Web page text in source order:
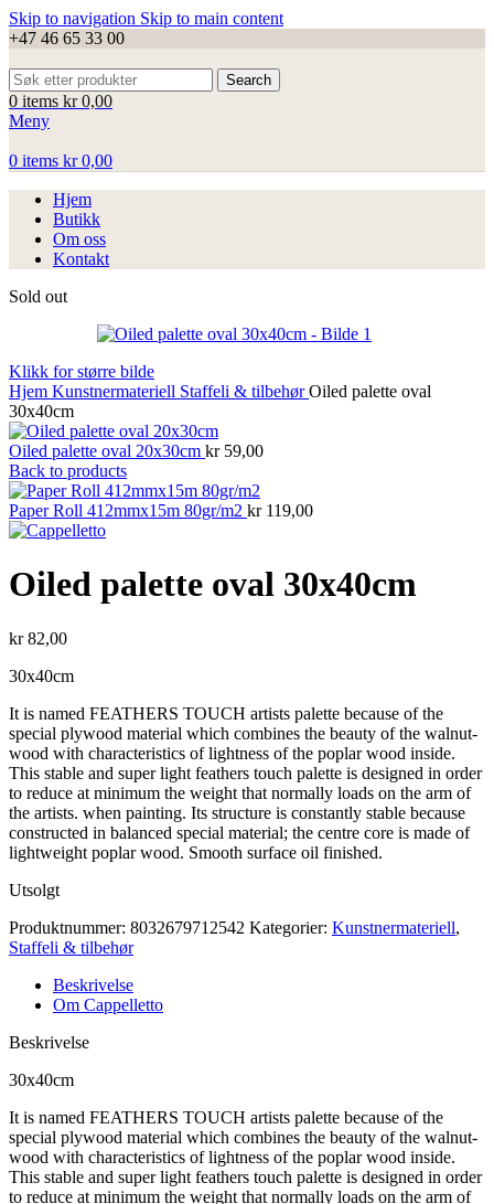
Skip to navigation Skip to main content
+47 46 65 33 00
Search
0 items kr0,00
Meny
0 items kr0,00
Hjem
Butikk
Om oss
Kontakt
Sold out
Klikk for større bilde
Hjem Kunstnermateriell Staffeli & tilbehørOiled palette oval
30x40cm
Oiled palette oval 20x30cm kr59,00
Back to products
Paper Roll 412mmx15m 80gr/m2 kr119,00
Oiled palette oval 30x40cm
kr82,00
30x40cm
It is named FEATHERS TOUCH artists palette because of the
special plywood material which combines the beauty of the walnut-
wood with characteristics of lightness of the poplar wood inside.
This stable and super light feathers touch palette is designed in order
to reduce at minimum the weight that normally loads on the arm of
the artists. when painting. Its structure is constantly stable because
constructed in balanced special material; the centre core is made of
lightweight poplar wood. Smooth surface oil finished.
Utsolgt
Produktnummer: 8032679712542 Kategorier: Kunstnermateriell,
Staffeli & tilbehør
Beskrivelse
Om Cappelletto
Beskrivelse
30x40cm
It is named FEATHERS TOUCH artists palette because of the
special plywood material which combines the beauty of the walnut-
wood with characteristics of lightness of the poplar wood inside.
This stable and super light feathers touch palette is designed in order
to reduce at minimum the weight that normally loads on the arm of